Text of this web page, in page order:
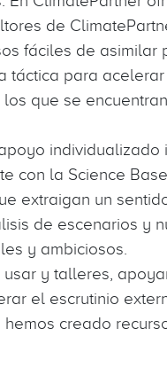
de
fáciles de asimilar
para
que se
individualizado
con la Science
extraigan un
de escenarios y
y ambiciosos.
y talleres,
el escrutinio
creado